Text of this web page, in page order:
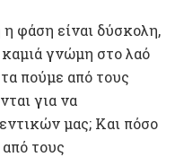
φάση είναι δύσκολη,
γνώμη στο λαό
πούμε από τους
για να
μας; Και πόσο
τους